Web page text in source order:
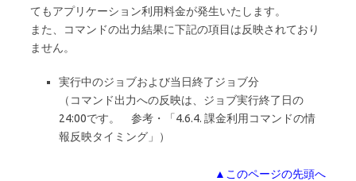
てもアプリケーション利用料金が発生いたします。
また、コマンドの出力結果に下記の項目は反映されており
ません。
実行中のジョブおよび当日終了ジョブ分
（コマンド出力への反映は、ジョブ実行終了日の
24:00です。 参考・「4.6.4. 課金利用コマンドの情
報反映タイミング」）
▲このページの先頭へ